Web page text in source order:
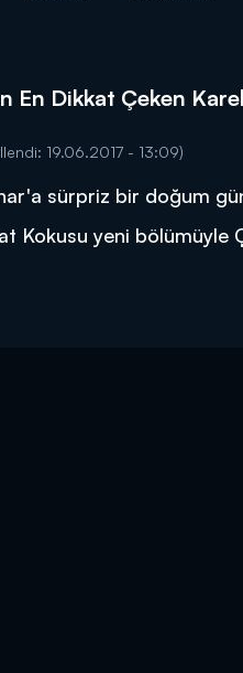
SONUÇLAR
En Dikkat Çeken
19.06.2017 - 13:09)
sürpriz bir doğum
Kokusu yeni